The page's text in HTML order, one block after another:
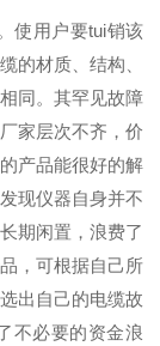
使用户要tui销该
的材质、结构、
同。其罕见故障
家层次不齐，价
产品能很好的解
现仪器自身并不
期闲置，浪费了
，可根据自己所
出自己的电缆故
不必要的资金浪